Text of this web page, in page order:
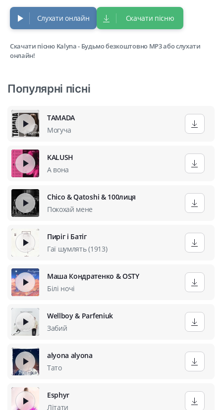
Слухати онлайн Скачати пісню
Скачати пісню Kalyna - Будьмо безкоштовно MP3 або слухати
онлайн!
Популярні пісні
TAMADA
Могуча
KALUSH
А вона
Chico & Qatoshi & 100лиця
Покохай мене
Пиріг і Батіг
Гаї шумлять (1913)
Маша Кондратенко & OSTY
Білі ночі
Wellboy & Parfeniuk
Забий
alyona alyona
Тато
Esphyr
Літати